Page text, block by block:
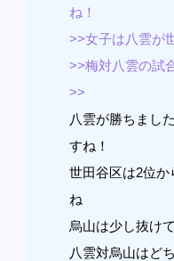
ね！
>>女子は八雲が
>>梅対八雲の試
>>
八雲が勝ちまし
すね！
世田谷区は2位か
ね
烏山は少し抜け
八雲対烏山はど